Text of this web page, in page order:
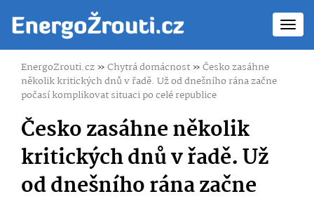
EnergoZrouti.cz»Chytrá domácnost»Česko zasáhne
několik kritických dnů v řadě. Už od dnešního rána začne
počasí komplikovat situaci po celé republice
Česko zasáhne několik
kritických dnů v řadě. Už
od dnešního rána začne